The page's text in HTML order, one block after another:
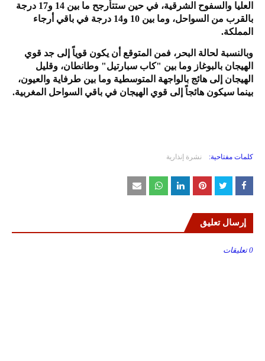
العليا والسفوح الشرقية، في حين ستتأرجح ما بين 14 و17 درجة
بالقرب من السواحل، وما بين 10 و14 درجة في باقي أرجاء
المملكة.
وبالنسبة لحالة البحر، فمن المتوقع أن يكون قوياً إلى جد قوي
الهيجان بالبوغاز وما بين "كاب سبارتيل" وطانطان، وقليل
الهيجان إلى هائج بالواجهة المتوسطية وما بين طرفاية والعيون،
بينما سيكون هائجاً إلى قوي الهيجان في باقي السواحل المغربية.
كلمات مفتاحية: نشرة إنذارية
إرسال تعليق
0 تعليقات